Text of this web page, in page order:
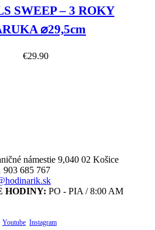
SWEEP – 3 ROKY
⌀29,5cm
€29.90
námestie 9,040 02 Košice
903 685 767
HODINY: PO - PIA / 8:00 AM
Youtube Instagram